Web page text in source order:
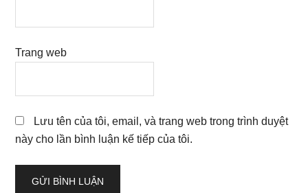
Trang web
Lưu tên của tôi, email, và trang web trong trình duyệt
này cho lần bình luận kế tiếp của tôi.